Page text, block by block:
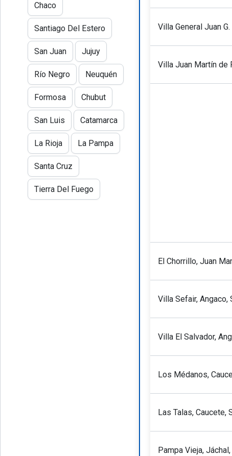
Villa General Juan
Villa Juan Martín de
El Chorrillo, Juan
Villa Sefair, Angaco,
Villa El Salvador,
Los Médanos,
Las Talas, Caucete,
Pampa Vieja,
Chaco
Santiago Del Estero
San Juan Jujuy
Río Negro Neuquén
Formosa Chubut
San Luis Catamarca
La Rioja La Pampa
Santa Cruz
Tierra Del Fuego